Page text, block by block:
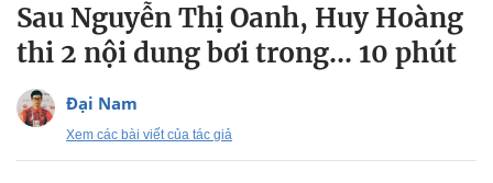
Sau Nguyễn Thị Oanh, Huy Hoàng
thi 2 nội dung bơi trong... 10 phút
Đại Nam
Xem các bài viết của tác giả